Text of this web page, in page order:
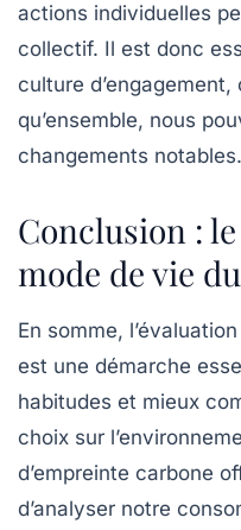
actions individuelles
collectif. Il est donc
culture d’engagement,
qu’ensemble, nous
changements notables.
Conclusion :
mode de vie
En somme,
est une démarche
habitudes et mieux
choix sur
d’empreinte carbone
d’analyser notre